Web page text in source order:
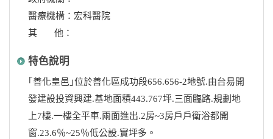
醫療機構：宏科醫院
其 他：
特色說明
｢善化皇邑｣位於善化區成功段656.656-2地號.由台易開
發建設投資興建.基地面積443.767坪.三面臨路.規劃地
上7樓.一樓全平車.兩面進出.2房~3房戶戶衛浴都開
窗.23.6％~25％低公設.實坪多。